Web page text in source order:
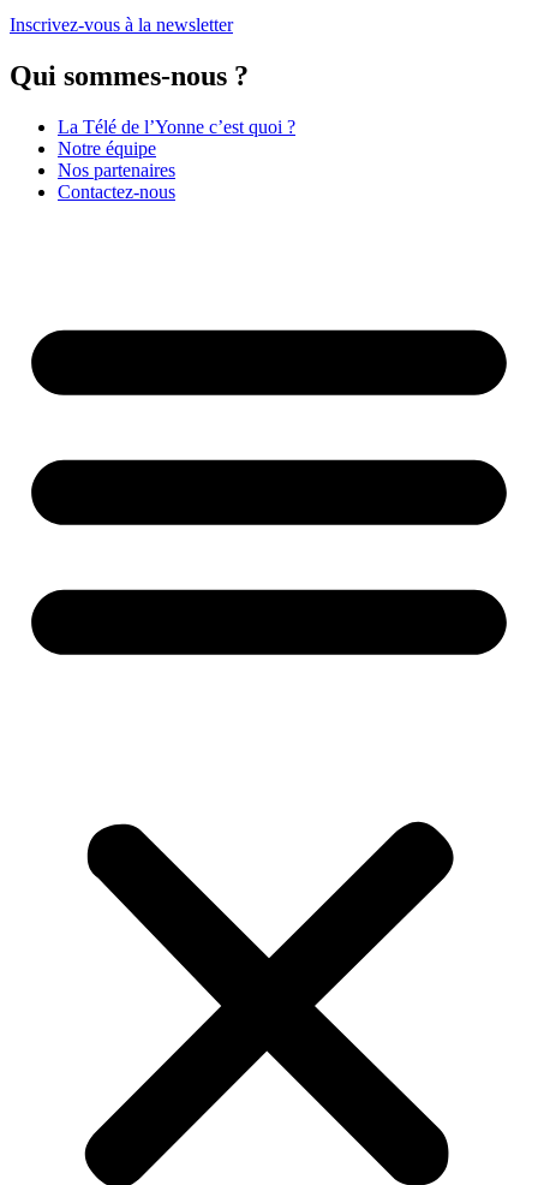
Inscrivez-vous à la newsletter
Qui sommes-nous ?
La Télé de l’Yonne c’est quoi ?
Notre équipe
Nos partenaires
Contactez-nous